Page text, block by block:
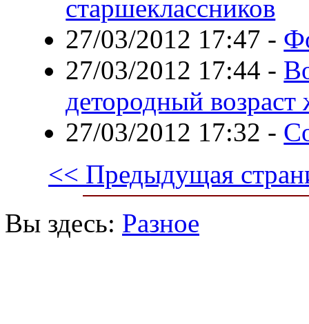
старшеклассников
27/03/2012 17:47 -
27/03/2012 17:44 -
детородный
27/03/2012 17:32 -
<< Предыдущая
Вы здесь: Разное